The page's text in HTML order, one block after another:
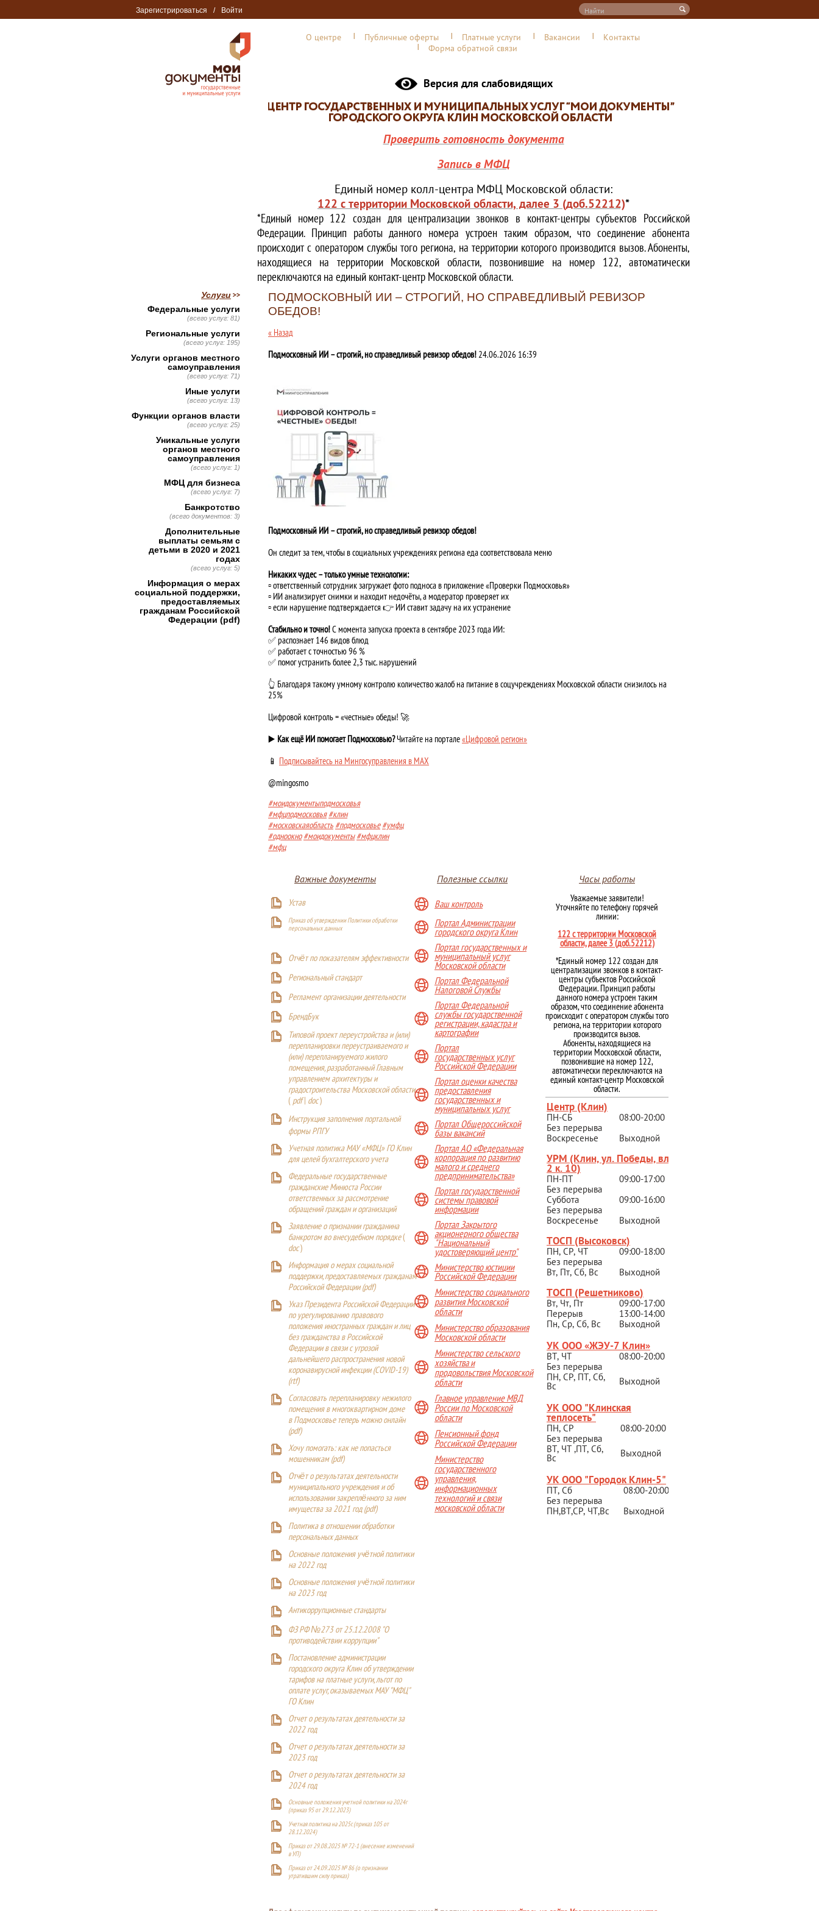
Зарегистрироваться / Войти
О центре Публичные оферты Платные услуги Вакансии
Контакты
Форма обратной связи
Версия для слабовидящих
Проверить готовность документа
Запись в МФЦ
Единый номер колл-центра МФЦ Московской области:
122 с территории Московской области, далее 3 (доб.52212)*
*Единый номер 122 создан для централизации звонков в контакт-центры субъектов Российской
Федерации. Принцип работы данного номера устроен таким образом, что соединение абонента
происходит с оператором службы того региона, на территории которого производится вызов. Абоненты,
находящиеся на территории Московской области, позвонившие на номер 122, автоматически
переключаются на единый контакт-центр Московской области.
ПОДМОСКОВНЫЙ ИИ – СТРОГИЙ, НО СПРАВЕДЛИВЫЙ РЕВИЗОР
ОБЕДОВ!
« Назад
Подмосковный ИИ – строгий, но справедливый ревизор обедов!24.06.2026 16:39
Подмосковный ИИ – строгий, но справедливый ревизор обедов!
Он следит за тем, чтобы в социальных учреждениях региона еда соответствовала меню
Никаких чудес – только умные технологии:
▫️ ответственный сотрудник загружает фото подноса в приложение «Проверки Подмосковья»
▫️ ИИ анализирует снимки и находит недочёты, а модератор проверяет их
▫️ если нарушение подтверждается 👉 ИИ ставит задачу на их устранение
Стабильно и точно!С момента запуска проекта в сентябре 2023 года ИИ:
✅ распознает 146 видов блюд
✅ работает с точностью 96 %
✅ помог устранить более 2,3 тыс. нарушений
👆 Благодаря такому умному контролю количество жалоб на питание в соцучреждениях Московской области снизилось на
25%
Цифровой контроль = «честные» обеды! 🚀
▶️ Как ещё ИИ помогает Подмосковью?Читайте на портале«Цифровой регион»
📱 Подписывайтесь на Мингосуправления в MAX
@mingosmo
#моидокументыподмосковья
#мфцподмосковья #клин
#московскаяобласть #подмосковье #умфц
#одноокно #моидокументы #мфцклин
#мфц
Важные документы
Устав
Приказ об утверждении Политики обработки
персональных данных
Отчёт по показателям эффективности
Региональный стандарт
Регламент организации деятельности
БрендБук
Типовой проект переустройства и (или)
перепланировки переустраиваемого и
(или) перепланируемого жилого
помещения, разработанный Главным
управлением архитектуры и
градостроительства Московской области
(pdf| doc)
Инструкция заполнения портальной
формы РПГУ
Учетная политика МАУ «МФЦ» ГО Клин
для целей бухгалтерского учета
Федеральные государственные
гражданские Минюста России
ответственных за рассмотрение
обращений граждан и организаций
Заявление о признании гражданина
банкротом во внесудебном порядке(
doc)
Информация о мерах социальной
поддержки, предоставляемых гражданам
Российской Федерации (pdf)
Указ Президента Российской Федерации
по урегулированию правового
положения иностранных граждан и лиц
без гражданства в Российской
Федерации в связи с угрозой
дальнейшего распространения новой
коронавирусной инфекции (COVID-19)
(rtf)
Согласовать перепланировку нежилого
помещения в многоквартирном доме
в Подмосковье теперь можно онлайн
(pdf)
Хочу помогать: как не попасться
мошенникам (pdf)
Отчёт о результатах деятельности
муниципального учреждения и об
использовании закреплённого за ним
имущества за 2021 год (pdf)
Политика в отношении обработки
персональных данных
Основные положения учётной политики
на 2022 год
Основные положения учётной политики
на 2023 год
Антикоррупционные стандарты
ФЗ РФ №273 от 25.12.2008 "О
противодействии коррупции"
Постановление администрации
городского округа Клин об утверждении
тарифов на платные услуги, льгот по
оплате услуг, оказываемых МАУ "МФЦ"
ГО Клин
Отчет о результатах деятельности за
2022 год
Отчет о результатах деятельности за
2023 год
Отчет о результатах деятельности за
2024 год
Основные положения учетной политики на 2024г
(приказ 95 от 29.12.2023)
Учетная политика на 2025г. (приказ 105 от
28.12.2024)
Приказ от 29.08.2025 № 72-1 (внесение изменений
в УП)
Приказ от 24.09.2025 № 86 (о признании
утратившим силу приказ)
Полезные ссылки
Ваш контроль
Портал Администрации
городского округа Клин
Портал государственных и
муниципальный услуг
Московской области
Портал Федеральной
Налоговой Службы
Портал Федеральной
службы государственной
регистрации, кадастра и
картографии
Портал
государственных услуг
Российской Федерации
Портал оценки качества
предоставления
государственных и
муниципальных услуг
Портал Общероссийской
базы вакансий
Портал АО «Федеральная
корпорация по развитию
малого и среднего
предпринимательства»
Портал государственной
системы правовой
информации
Портал Закрытого
акционерного общества
"Национальный
удостоверяющий центр"
Министерство юстиции
Российской Федерации
Министерство социального
развития Московской
области
Министерство образования
Московской области
Министерство сельского
хозяйства и
продовольствия Московской
области
Главное управление МВД
России по Московской
области
Пенсионный фонд
Российской Федерации
Министерство
государственного
управления,
информационных
технологий и связи
московской области
Часы работы
Уважаемые заявители!
Уточняйте по телефону горячей
линии:
122 с территории Московской
области, далее 3 (доб.52212)
*Единый номер 122 создан для
централизации звонков в контакт-
центры субъектов Российской
Федерации. Принцип работы
данного номера устроен таким
образом, что соединение абонента
происходит с оператором службы того
региона, на территории которого
производится вызов.
Абоненты, находящиеся на
территории Московской области,
позвонившие на номер 122,
автоматически переключаются на
единый контакт-центр Московской
области.
Центр (Клин)
ПН-СБ
08:00-20:00
Без перерыва
Воскресенье
Выходной
УРМ (Клин, ул. Победы, вл.
2 к. 10)
ПН-ПТ
09:00-17:00
Без перерыва
Суббота
09:00-16:00
Без перерыва
Воскресенье
Выходной
ТОСП (Высоковск)
ПН, СР, ЧТ
09:00-18:00
Без перерыва
Вт, Пт, Сб, Вс
Выходной
ТОСП (Решетниково)
Вт, Чт, Пт
09:00-17:00
Перерыв
13:00-14:00
Пн, Ср, Сб, Вс
Выходной
УК ООО «ЖЭУ-7 Клин»
ВТ, ЧТ
08:00-20:00
Без перерыва
ПН, СР, ПТ, Сб,
Вс Выходной
УК ООО "Клинская
теплосеть"
ПН, СР
08:00-20:00
Без перерыва
ВТ, ЧТ ,ПТ, Сб,
Вс Выходной
УК ООО "Городок Клин-5"
ПТ, Сб
08:00-20:00
Без перерыва
ПН,ВТ,СР, ЧТ,Вс Выходной
Услуги
Федеральные услуги
(всего услуг: 81)
Региональные услуги
(всего услуг: 195)
Услуги органов местного
самоуправления
(всего услуг: 71)
Иные услуги
(всего услуг: 13)
Функции органов власти
(всего услуг: 25)
Уникальные услуги
органов местного
самоуправления
(всего услуг: 1)
МФЦ для бизнеса
(всего услуг: 7)
Банкротство
(всего документов: 3)
Дополнительные
выплаты семьям с
детьми в 2020 и 2021
годах
(всего услуг: 5)
Информация о мерах
социальной поддержки,
предоставляемых
гражданам Российской
Федерации (pdf)